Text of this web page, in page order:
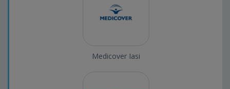
Medicover Iasi